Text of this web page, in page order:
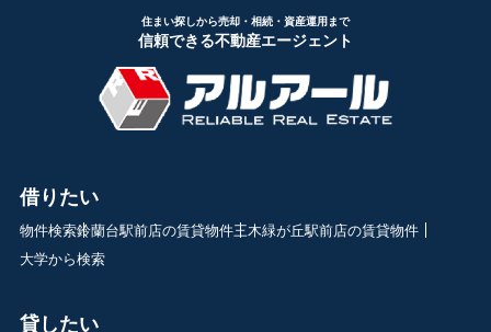
住まい探しから売却・相続・資産運用まで
信頼できる不動産エージェント
借りたい
物件検索鈴蘭台駅前店の賃貸物件三木緑が丘駅前店の賃貸物件
大学から検索
貸したい